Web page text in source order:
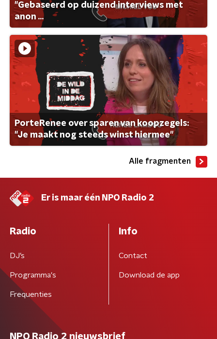
"Gebaseerd op duizend interviews met
anon ...
PorteRenee over sparen van koopzegels:
"Je maakt nog steeds winst hiermee"
Alle fragmenten
Er is maar één NPO Radio 2
Radio
DJ’s
Programma's
Frequenties
Info
Contact
Download de app
NPO Radio 2 nieuwsbrief